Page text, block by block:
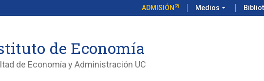
ADMISIÓN Medios arrow_drop_down
de Economía
de Economía y Administración UC